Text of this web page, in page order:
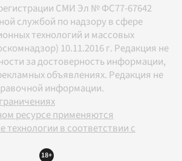
СМИ Эл № ФС77-67642
службой по надзору в сфере
технологий и массовых
10.11.2016 г. Редакция не
за достоверность информации,
объявлениях. Редакция не
информации.
ресурсе применяются
технологии в соответствии с
18+